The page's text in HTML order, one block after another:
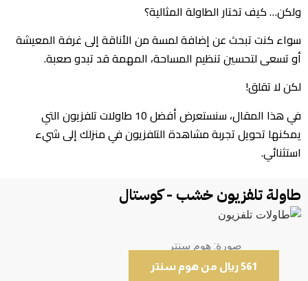
ولكن… كيف تختار الطاولة المثالية؟
سواء كنت تبحث عن إضافة لمسة من الأناقة إلى غرفة المعيشة
أو تسعى لتحسين تنظيم المساحة، المهمة قد تبدو صعبة.
لكن لا تقلق!
في هذا المقال، سنستعرض أفضل 10 طاولات تلفزيون التي
يمكنها تحويل تجربة مشاهدة التلفزيون في منزلك إلى شيء
استثنائي.
طاولة تلفزيون خشب - كوستال
صورة: هوم سنتر
561 ريال من هوم سنتر